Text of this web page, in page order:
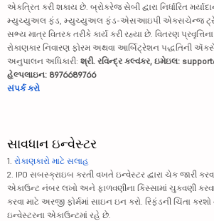
એકત્રિત કરી શકાય છે. બ્રોકરેજ સેબી દ્વારા નિર્ધારિત
મ્યુચ્યુઅલ ફંડ, મ્યુચ્યુઅલ ફંડ-એસઆઇપી એક્સચેન્જ
સભ્ય માત્ર વિતરક તરીકે કાર્ય કરી રહ્યા છે. વિતરણ પ્રવૃત્તિના
રોકાણકાર નિવારણ ફોરમ અથવા આર્બિટ્રેશન પદ્ધતિની
અનુપાલન અધિકારી: શ્રી. રવિન્દ્ર કલ્વંકર, ઇમેઇલ:
હેલ્પલાઇન: 8976689766
સંપર્ક કરો
સાવધાન ઇન્વેસ્ટર
1. રોકાણકારો માટે સલાહ
2. IPO સબસ્ક્રાઇબ કરતી વખતે ઇન્વેસ્ટર દ્વારા ચેક જારી
એકાઉન્ટ નંબર લખો અને ફાળવણીના કિસ્સામાં ચુકવણી
કરવા માટે અરજી ફોર્મમાં સાઇન ઇન કરો. રિફંડની ચિંતા
ઇન્વેસ્ટરના એકાઉન્ટમાં રહે છે.